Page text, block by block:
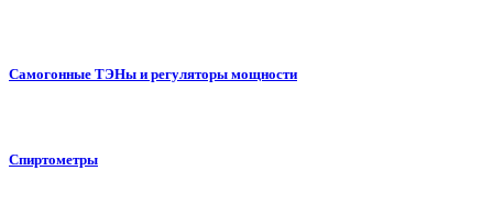
Самогонные ТЭНы и регуляторы мощности
Спиртометры